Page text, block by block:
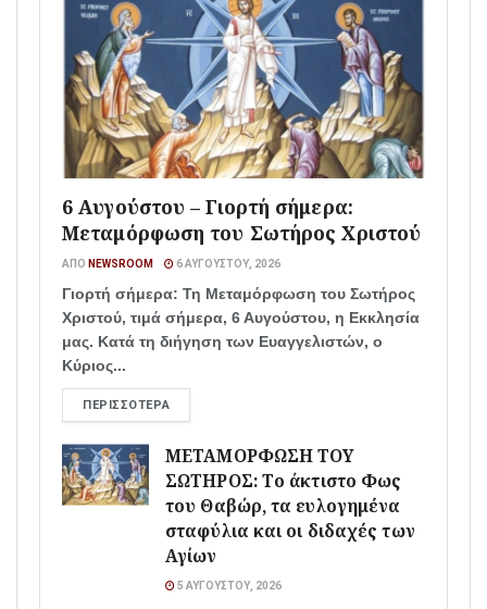
6 Αυγούστου – Γιορτή σήμερα:
Μεταμόρφωση του Σωτήρος Χριστού
ΑΠΌ NEWSROOM 6 ΑΥΓΟΎΣΤΟΥ, 2026
Γιορτή σήμερα: Τη Μεταμόρφωση του Σωτήρος
Χριστού, τιμά σήμερα, 6 Αυγούστου, η Εκκλησία
μας. Κατά τη διήγηση των Ευαγγελιστών, ο
Κύριος...
ΠΕΡΙΣΣΌΤΕΡΑ
ΜΕΤΑΜΟΡΦΩΣΗ ΤΟΥ
ΣΩΤΗΡΟΣ: Το άκτιστο Φως
του Θαβώρ, τα ευλογημένα
σταφύλια και οι διδαχές των
Αγίων
5 ΑΥΓΟΎΣΤΟΥ, 2026